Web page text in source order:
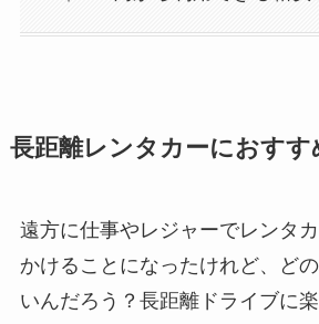
長距離レンタカーにおすす
遠方に仕事やレジャーでレンタ
かけることになったけれど、ど
いんだろう？長距離ドライブに